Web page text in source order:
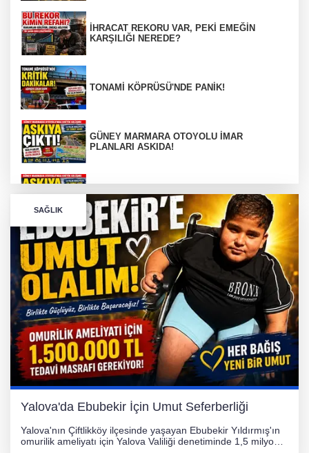
İHRACAT REKORU VAR, PEKİ EMEĞİN
KARŞILIĞI NEREDE?
TONAMİ KÖPRÜSÜ'NDE PANİK!
GÜNEY MARMARA OTOYOLU İMAR
PLANLARI ASKIDA!
PLANLARI ASKIDA!
256 PARÇA ESER ELE GEÇİRİLDİ
Görüntüler yapay zekamı ?
Otomobil Hurdaya Döndü
SAĞLIK
Yalova'da Ebubekir İçin Umut Seferberliği
Yalova'nın Çiftlikköy ilçesinde yaşayan Ebubekir Yıldırmış'ın
omurilik ameliyatı için Yalova Valiliği denetiminde 1,5 milyon